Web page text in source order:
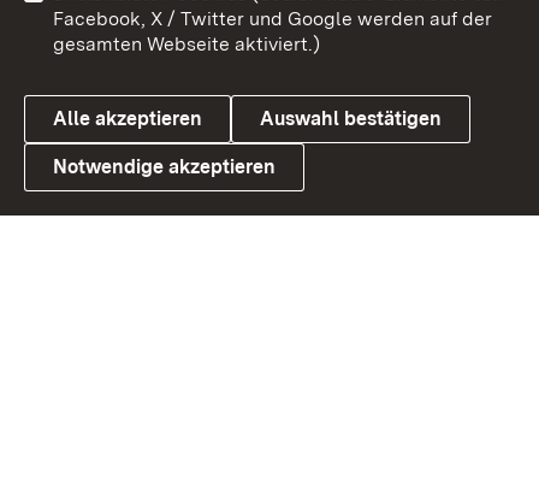
Link zum Landesportal
Barrierefreiheit
Datenschutz
Cookies
Facebook, X / Twitter und Google werden auf der
gesamten Webseite aktiviert.)
Alle akzeptieren Auswahl bestätigen
Notwendige akzeptieren